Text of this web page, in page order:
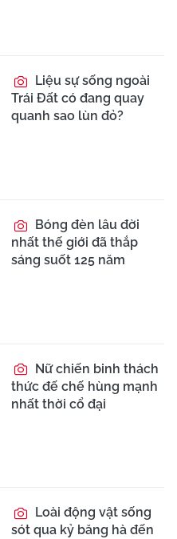
Liệu sự sống ngoài
Trái Đất có đang quay
quanh sao lùn đỏ?
Bóng đèn lâu đời
nhất thế giới đã thắp
sáng suốt 125 năm
Nữ chiến binh thách
thức đế chế hùng mạnh
nhất thời cổ đại
Loài động vật sống
sót qua kỷ băng hà đến